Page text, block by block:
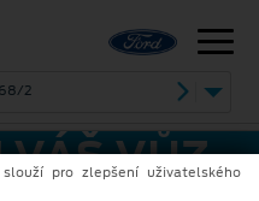
2
VÁŠ VŮZ
pro zlepšení uživatelského